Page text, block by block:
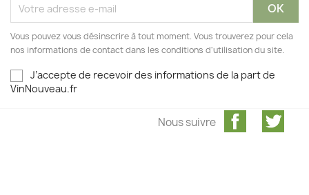
Vous pouvez vous désinscrire à tout moment. Vous trouverez pour cela
nos informations de contact dans les conditions d'utilisation du site.
J’accepte de recevoir des informations de la part de
VinNouveau.fr
Facebook
Nous suivre